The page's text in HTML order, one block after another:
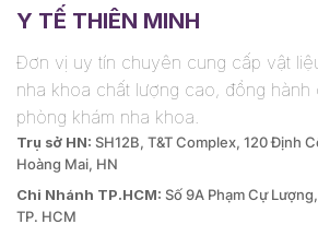
Y TẾ THIÊN MINH
Đơn vị uy tín chuyên cung cấp vật
nha khoa chất lượng cao, đồng
phòng khám nha khoa.
Trụ sở HN: SH12B, T&T Complex, 120 Định
Hoàng Mai, HN
Chi Nhánh TP.HCM: Số 9A Phạm Cự
TP. HCM